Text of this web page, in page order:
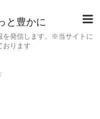
と豊かに
を発信します。※当サイトに
おります